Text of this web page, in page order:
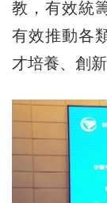
教，有效統
有效推動各
才培養、創